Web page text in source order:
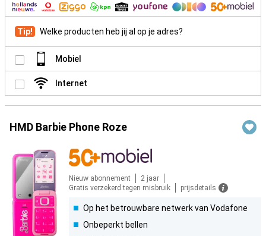
Tip! Welke producten heb jij al op je adres?
Mobiel
Internet
HMD Barbie Phone Roze
Nieuw abonnement
2 jaar
Gratis verzekerd tegen misbruik
prijsdetails
Op het betrouwbare netwerk van Vodafone
Onbeperkt bellen